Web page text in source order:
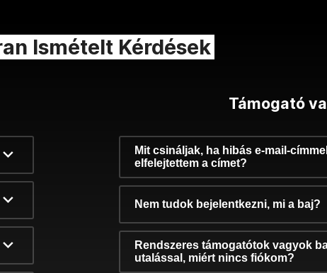
Ismételt Kérdések
Támogató
Mit csináljak, ha hibás e-mail-
elfelejtettem a címet?
Nem tudok bejelentkezni, mi a baj?
Rendszeres támogatótok vagyok
utalással, miért nincs fiókom?